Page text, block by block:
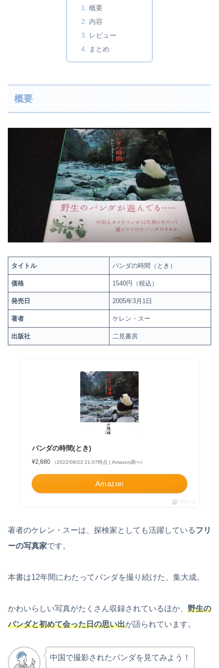
概要
内容
レビュー
まとめ
概要
タイトル パンダの時間（とき）
価格 1540円（税込）
発売日 2005年3月1日
著者 ケレン・スー
出版社 二見書房
パンダの時間(とき)
¥2,680 （2022/08/23 21:07時点 | Amazon調べ）
Amazon
ポチップ
著者のケレン・スーは、探検家としても活躍しているフリ
ーの写真家です。
本書は12年間にわたってパンダを撮り続けた、集大成。
かわいらしい写真がたくさん収録されているほか、 野生の
パンダと初めて会った日の思い出が語られています。
中国で撮影されたパンダを見てみよう！